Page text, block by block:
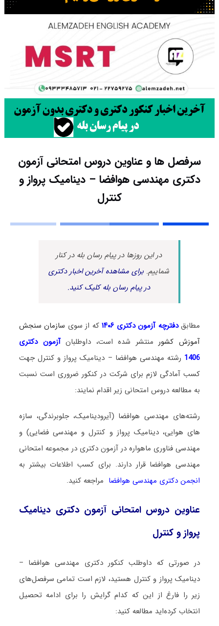
سرفصل ها و عناوین دروس امتحانی آزمون
دکتری مهندسی هوافضا – دینامیک پرواز و
کنترل
در این روزها در پیام رسان بله در کنار
شماییم.برای مشاهده آخرین اخبار دکتری
در پیام رسان بله کلیک کنید.
مطابق دفترچه آزمون دکتری ۱۴۰۶ که از سوی سازمان سنجش
آموزش کشورمنتشر شده است، داوطلبان آزمون دکتری
1406 رشته مهندسی هوافضا – دینامیک پرواز و کنترل جهت
کسب آمادگی لازم برای شرکت در کنکور ضروری است نسبت
به مطالعه دروس امتحانی زیر اقدام نمایند:
رشته‌های مهندسی هوافضا (آیرودینامیک، جلوبرندگی، سازه
های هوایی، دینامیک پرواز و کنترل و مهندسی فضایی) و
مهندسی فناوری ماهواره در آزمون دکتری در مجموعه امتحانی
مهندسی هوافضا قرار دارند. برای کسب اطلاعات بیشتر به
انجمن دکتری مهندسی هوافضا مراجعه کنید.
عناوین دروس امتحانی آزمون دکتری دینامیک
پرواز و کنترل
در صورتی که داوطلب کنکور دکتری مهندسی هوافضا –
دینامیک پرواز و کنترل هستید، لازم است تمامی سرفصل‌های
زیر را فارغ از این که کدام گرایش را برای ادامه تحصیل
انتخاب کرده‌اید مطالعه کنید: